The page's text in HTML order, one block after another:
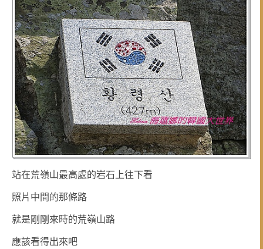
站在荒嶺山最高處的岩石上往下看
照片中間的那條路
就是剛剛來時的荒嶺山路
應該看得出來吧